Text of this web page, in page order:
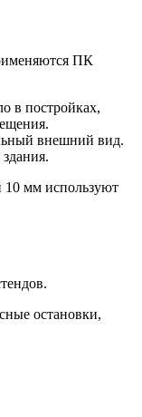
ПК
в постройках,
внешний вид.
10 мм используют
остановки,